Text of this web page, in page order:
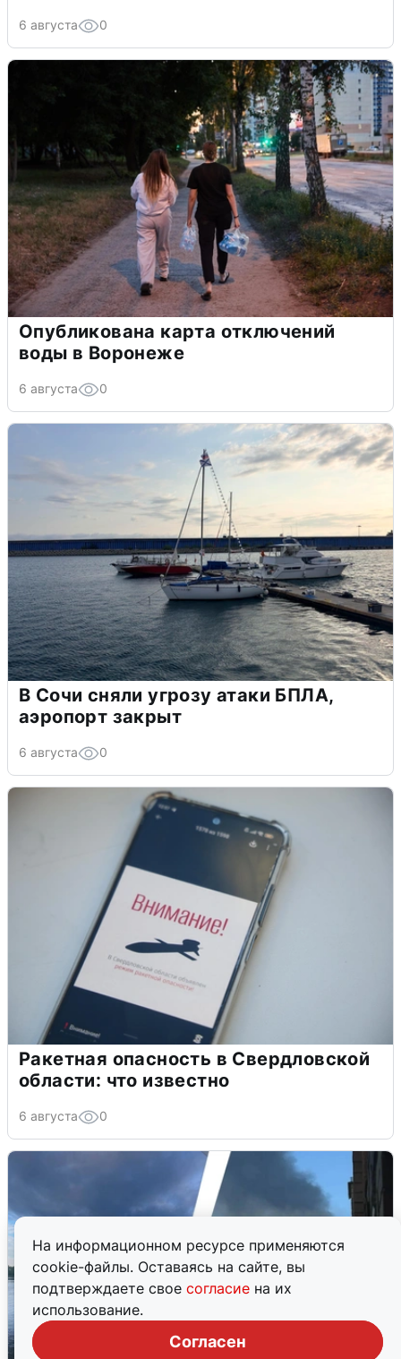
На информационном ресурсе применяются
cookie-файлы. Оставаясь на сайте, вы
подтверждаете свое согласие на их
использование.
Согласен
6 августа 0
Опубликована карта отключений
воды в Воронеже
6 августа 0
В Сочи сняли угрозу атаки БПЛА,
аэропорт закрыт
6 августа 0
Ракетная опасность в Свердловской
области: что известно
6 августа 0